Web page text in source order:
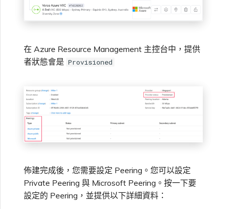
在 Azure Resource Management 主控台中，提供
者狀態會是 Provisioned
佈建完成後，您需要設定 Peering。您可以設定
Private Peering 與 Microsoft Peering。按一下要
設定的 Peering，並提供以下詳細資料：